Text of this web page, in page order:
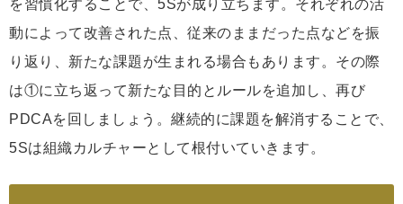
を習慣化することで、5Sが成り立ちます。それぞれの活
動によって改善された点、従来のままだった点などを振
り返り、新たな課題が生まれる場合もあります。その際
は①に立ち返って新たな目的とルールを追加し、再び
PDCAを回しましょう。継続的に課題を解消することで、
5Sは組織カルチャーとして根付いていきます。